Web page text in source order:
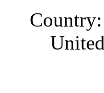
Country: